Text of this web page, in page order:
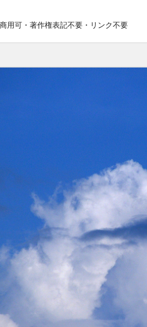
用可・著作権表記不要・リンク不要